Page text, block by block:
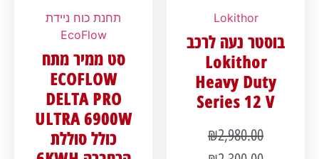
Lokithor
בוסטר נעה לרכב
Lokithor
Heavy Duty
Series 12 V
₪2,980.00
תחנת כוח ניידת
EcoFlow
סט ממיר מתח
ECOFLOW
DELTA PRO
ULTRA 6900W
כולל סוללת